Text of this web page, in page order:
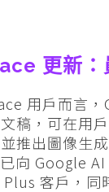
更新：
用戶而言
稿，可在用
推出圖像生
向 Google
客戶，同